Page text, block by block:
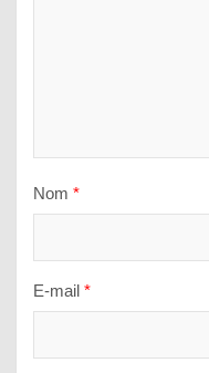
Nom *
E-mail *